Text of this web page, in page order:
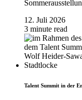
12. Juli 2026
3 minute read
Talent Summit in der